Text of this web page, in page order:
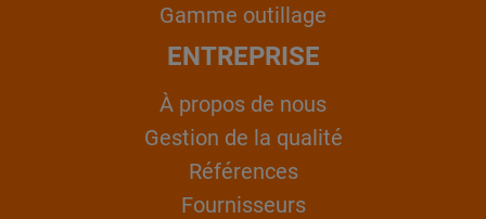
Gamme outillage
ENTREPRISE
À propos de nous
Gestion de la qualité
Références
Fournisseurs